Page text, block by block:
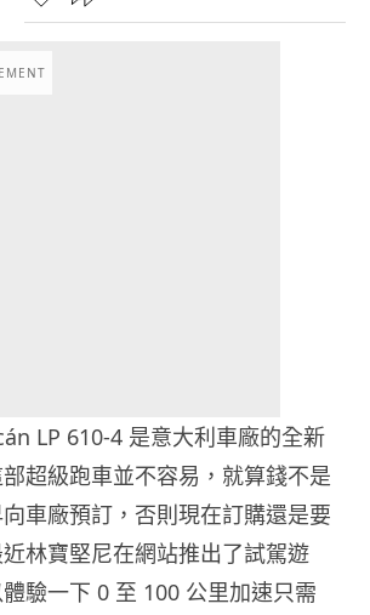
LP 610-4 是意大利車廠的全新
超級跑車並不容易，就算錢不是
車廠預訂，否則現在訂購還是要
林寶堅尼在網站推出了試駕遊
驗一下 0 至 100 公里加速只需